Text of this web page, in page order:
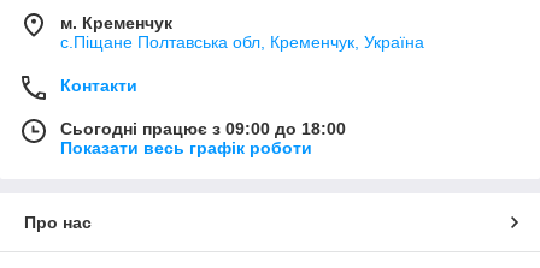
м. Кременчук
с.Піщане Полтавська обл, Кременчук, Україна
Контакти
Сьогодні працює з 09:00 до 18:00
Показати весь графік роботи
Про нас